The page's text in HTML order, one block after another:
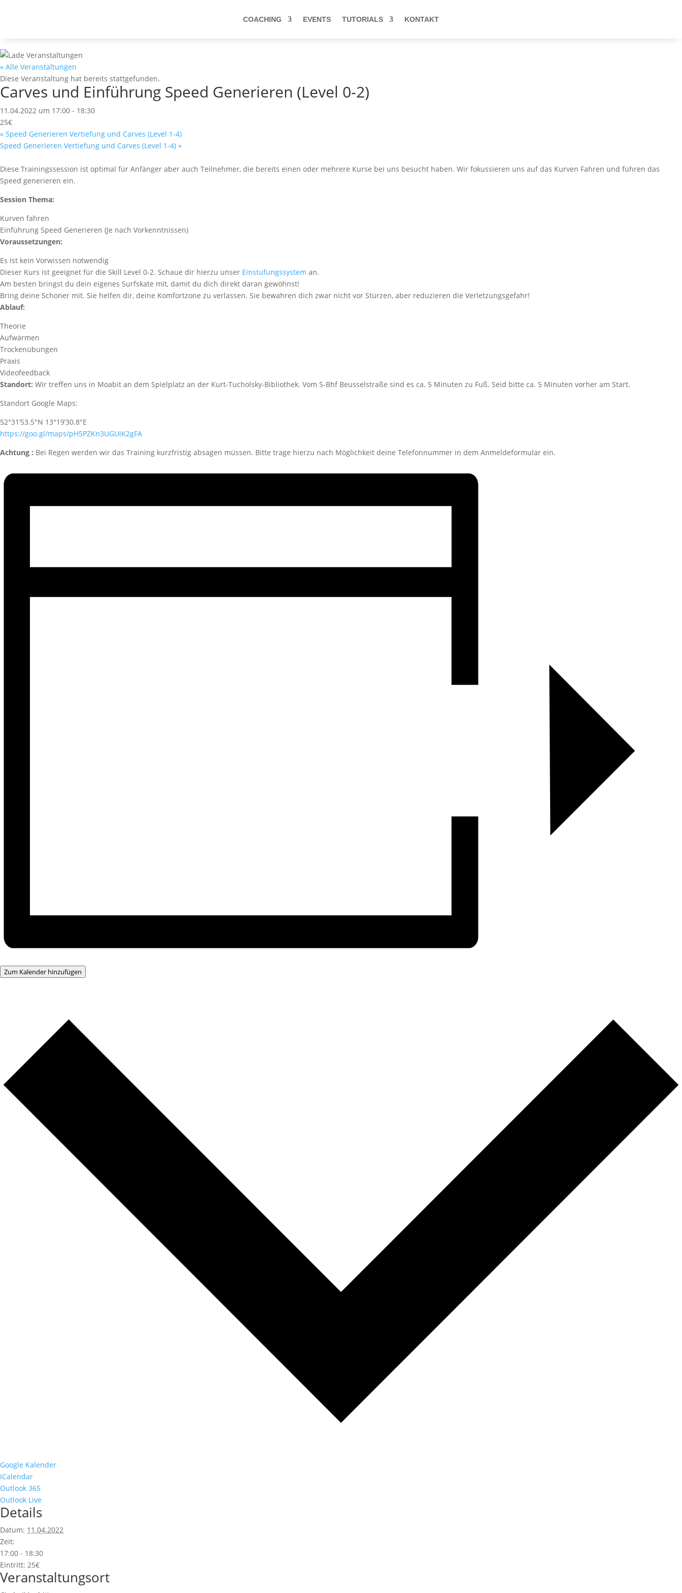
COACHING EVENTS TUTORIALS KONTAKT
Falls du frühzeitig über neue Events informiert werden möchtest, abonniere am besten unserenNewsletteroder unserenTelegram-Kanal
« Alle Veranstaltungen
Diese Veranstaltung hat bereits stattgefunden.
Carves und Einführung Speed Generieren (Level 0-2)
11.04.2022 um 17:00 - 18:30
25€
« Speed Generieren Vertiefung und Carves (Level 1-4)
Speed Generieren Vertiefung und Carves (Level 1-4) »
Diese Trainingssession ist optimal für Anfänger aber auch Teilnehmer, die bereits einen oder mehrere Kurse bei uns besucht haben. Wir fokussieren uns auf das Kurven Fahren und führen das
Speed generieren ein.
Session Thema:
Kurven fahren
Einführung Speed Generieren (Je nach Vorkenntnissen)
Voraussetzungen:
Es ist kein Vorwissen notwendig
Dieser Kurs ist geeignet für die Skill Level 0-2. Schaue dir hierzu unser Einstufungssystem an.
Am besten bringst du dein eigenes Surfskate mit, damit du dich direkt daran gewöhnst!
Bring deine Schoner mit. Sie helfen dir, deine Komfortzone zu verlassen. Sie bewahren dich zwar nicht vor Stürzen, aber reduzieren die Verletzungsgefahr!
Ablauf:
Theorie
Aufwärmen
Trockenübungen
Praxis
Videofeedback
Standort: Wir treffen uns in Moabit an dem Spielplatz an der Kurt-Tucholsky-Bibliothek. Vom S-Bhf Beusselstraße sind es ca. 5 Minuten zu Fuß. Seid bitte ca. 5 Minuten vorher am Start.
Standort Google Maps:
52°31’53.5″N 13°19’30.8″E
https://goo.gl/maps/pH5PZKn3UGUiK2gFA
Achtung : Bei Regen werden wir das Training kurzfristig absagen müssen. Bitte trage hierzu nach Möglichkeit deine Telefonnummer in dem Anmeldeformular ein.
Zum Kalender hinzufügen
Google Kalender
iCalendar
Outlook 365
Outlook Live
Details
Datum: 11.04.2022
Zeit:
17:00 - 18:30
Eintritt: 25€
Veranstaltungsort